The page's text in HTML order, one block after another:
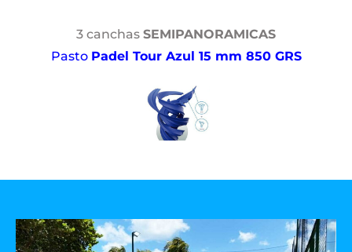
3 canchas SEMIPANORAMICAS
Pasto Padel Tour Azul 15 mm 850 GRS